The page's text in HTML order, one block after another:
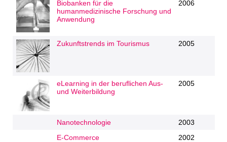
Biobanken für die
humanmedizinische Forschung und
Anwendung
2006
Zukunftstrends im Tourismus 2005
eLearning in der beruflichen Aus-
und Weiterbildung
2005
Nanotechnologie
2003
E-Commerce
2002